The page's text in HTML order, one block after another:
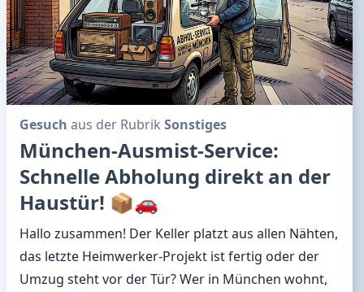
Gesuch aus der Rubrik Sonstiges
München-Ausmist-Service:
Schnelle Abholung direkt an der
Haustür! 📦🚗
Hallo zusammen! Der Keller platzt aus allen Nähten,
das letzte Heimwerker-Projekt ist fertig oder der
Umzug steht vor der Tür? Wer in München wohnt,